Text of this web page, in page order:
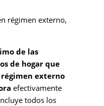
régimen externo,
de las
de hogar que
externo
efectivamente
todos los